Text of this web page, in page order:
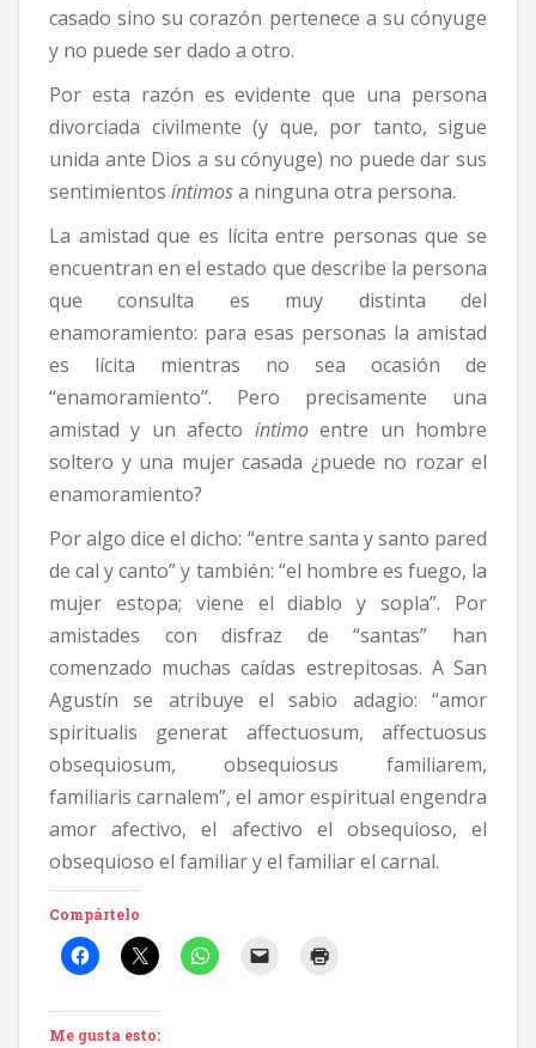
casado sino su corazón pertenece a su cónyuge
y no puede ser dado a otro.
Por esta razón es evidente que una persona
divorciada civilmente (y que, por tanto, sigue
unida ante Dios a su cónyuge) no puede dar sus
sentimientos íntimosa ninguna otra persona.
La amistad que es lícita entre personas que se
encuentran en el estado que describe la persona
que consulta es muy distinta del
enamoramiento: para esas personas la amistad
es lícita mientras no sea ocasión de
“enamoramiento”. Pero precisamente una
amistad y un afecto íntimoentre un hombre
soltero y una mujer casada ¿puede no rozar el
enamoramiento?
Por algo dice el dicho: “entre santa y santo pared
de cal y canto” y también: “el hombre es fuego, la
mujer estopa; viene el diablo y sopla”. Por
amistades con disfraz de “santas” han
comenzado muchas caídas estrepitosas. A San
Agustín se atribuye el sabio adagio: “amor
spiritualis generat affectuosum, affectuosus
obsequiosum, obsequiosus familiarem,
familiaris carnalem”, el amor espiritual engendra
amor afectivo, el afectivo el obsequioso, el
obsequioso el familiar y el familiar el carnal.
Compártelo
Me gusta esto: